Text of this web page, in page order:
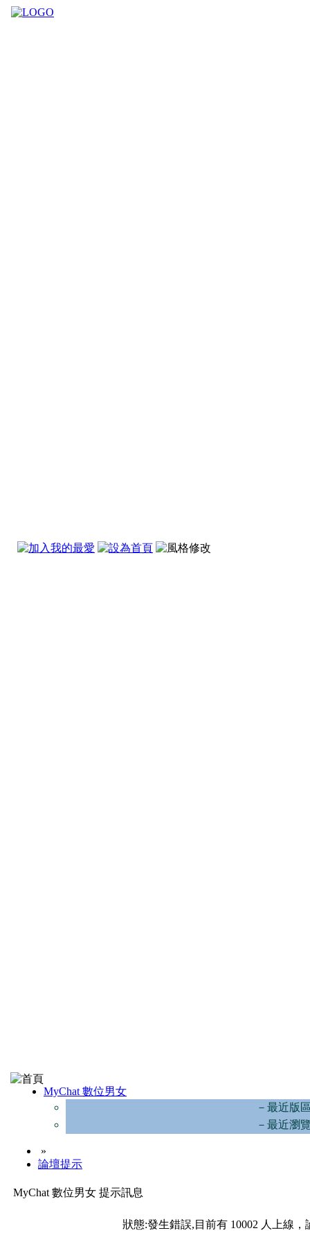
MyChat 數位男女
－最近版
－最近瀏
»
論壇提示
MyChat 數位男女 提示訊息
狀態:發生錯誤,目前有 10002 人上線